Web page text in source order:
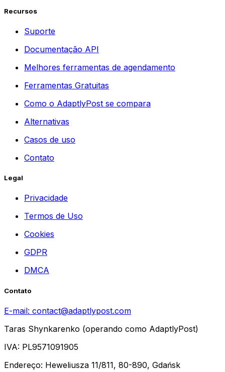
Recursos
Suporte
Documentação API
Melhores ferramentas de agendamento
Ferramentas Gratuitas
Como o AdaptlyPost se compara
Alternativas
Casos de uso
Contato
Legal
Privacidade
Termos de Uso
Cookies
GDPR
DMCA
Contato
E-mail: contact@adaptlypost.com
Taras Shynkarenko (operando como AdaptlyPost)
IVA: PL9571091905
Endereço: Heweliusza 11/811, 80-890, Gdańsk